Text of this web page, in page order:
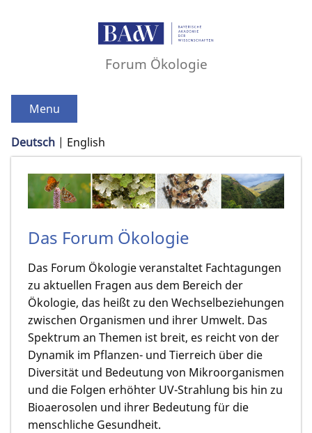
Forum Ökologie
Menu
Deutsch English
Das Forum Ökologie
Das Forum Ökologie veranstaltet Fachtagungen
zu aktuellen Fragen aus dem Bereich der
Ökologie, das heißt zu den Wechselbeziehungen
zwischen Organismen und ihrer Umwelt. Das
Spektrum an Themen ist breit, es reicht von der
Dynamik im Pflanzen- und Tierreich über die
Diversität und Bedeutung von Mikroorganismen
und die Folgen erhöhter UV-Strahlung bis hin zu
Bioaerosolen und ihrer Bedeutung für die
menschliche Gesundheit.